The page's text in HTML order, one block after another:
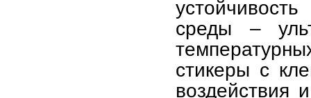
среды –
стикеры с
воздействия